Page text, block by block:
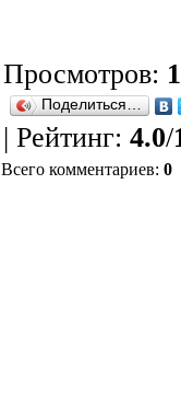
Просмотров:
Поделиться…
| Рейтинг: 4.0/
Всего комментариев: 0